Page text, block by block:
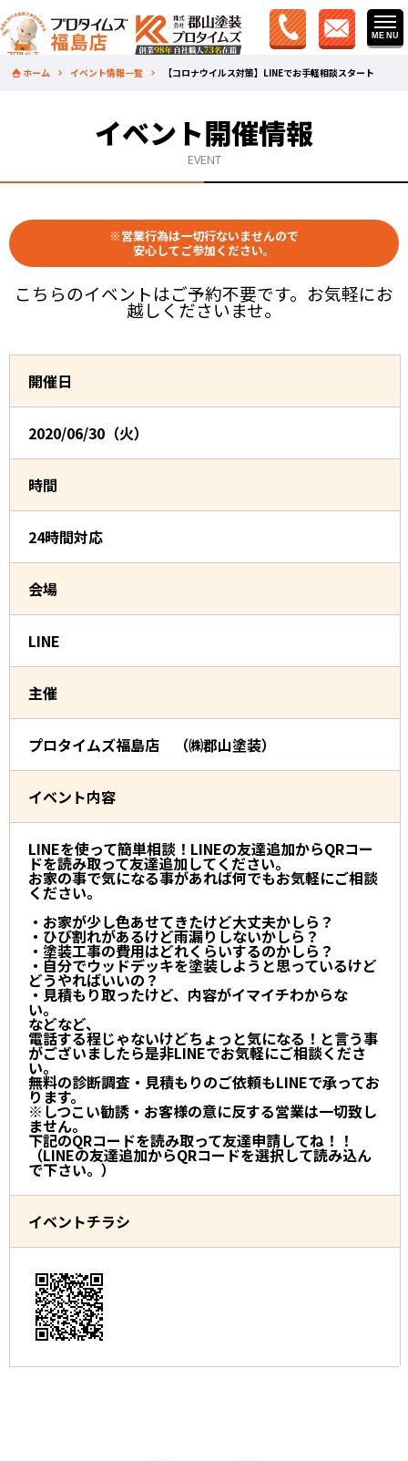
ホーム イベント情報一覧 【コロナウイルス対策】LINEでお手軽相談スタート
イベント開催情報
EVENT
※営業行為は一切行ないませんので
安心してご参加ください。
こちらのイベントはご予約不要です。お気軽にお
越しくださいませ。
開催日
2020/06/30（火）
時間
24時間対応
会場
LINE
主催
プロタイムズ福島店 （㈱郡山塗装）
イベント内容
LINEを使って簡単相談！LINEの友達追加からQRコー
ドを読み取って友達追加してください。
お家の事で気になる事があれば何でもお気軽にご相談
ください。
・お家が少し色あせてきたけど大丈夫かしら？
・ひび割れがあるけど雨漏りしないかしら？
・塗装工事の費用はどれくらいするのかしら？
・自分でウッドデッキを塗装しようと思っているけど
どうやればいいの？
・見積もり取ったけど、内容がイマイチわからな
い。
などなど、
電話する程じゃないけどちょっと気になる！と言う事
がございましたら是非LINEでお気軽にご相談くださ
い。
無料の診断調査・見積もりのご依頼もLINEで承ってお
ります。
※しつこい勧誘・お客様の意に反する営業は一切致し
ません。
下記のQRコードを読み取って友達申請してね！！
（LINEの友達追加からQRコードを選択して読み込ん
で下さい。）
イベントチラシ